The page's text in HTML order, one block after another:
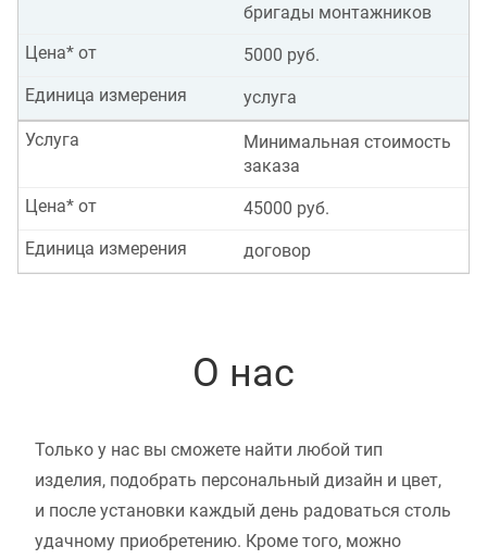
бригады монтажников
5000 руб.
Цена* от
услуга
Единица измерения
Минимальная стоимость
заказа
Услуга
45000 руб.
Цена* от
договор
Единица измерения
О нас
Только у нас вы сможете найти любой тип
изделия, подобрать персональный дизайн и цвет,
и после установки каждый день радоваться столь
удачному приобретению. Кроме того, можно